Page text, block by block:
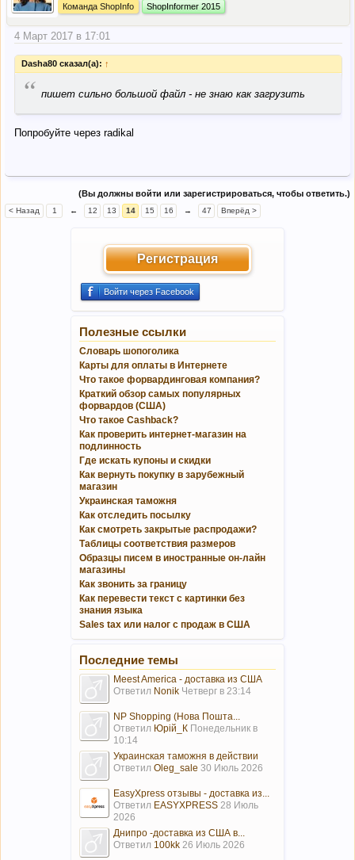
Команда ShopInfo
ShopInformer 2015
4 Март 2017 в 17:01
Dasha80 сказал(а): ↑
“ пишет сильно большой файл - не знаю как загрузить
Попробуйте через radikal
(Вы должны войти или зарегистрироваться, чтобы ответить.)
< Назад 1 ← 12 13 14 15 16 → 47 Вперёд >
Регистрация
Войти через Facebook
Полезные ссылки
Словарь шопоголика
Карты для оплаты в Интернете
Что такое форвардинговая компания?
Краткий обзор самых популярных
форвардов (США)
Что такое Cashback?
Как проверить интернет-магазин на
подлинность
Где искать купоны и скидки
Как вернуть покупку в зарубежный
магазин
Украинская таможня
Как отследить посылку
Как смотреть закрытые распродажи?
Таблицы соответствия размеров
Образцы писем в иностранные он-лайн
магазины
Как звонить за границу
Как перевести текст с картинки без
знания языка
Sales tax или налог с продаж в США
Последние темы
Meest America - доставка из США
Ответил Nonik Четверг в 23:14
NP Shopping (Нова Пошта...
Ответил Юрій_К Понедельник в
10:14
Украинская таможня в действии
Ответил Oleg_sale 30 Июль 2026
EasyXpress отзывы - доставка из...
Ответил EASYXPRESS 28 Июль
2026
Днипро -доставка из США в...
Ответил 100kk 26 Июль 2026